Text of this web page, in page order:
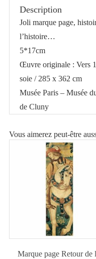
Description
Joli marque page,
l’histoire…
5*17cm
Œuvre originale : Vers
soie / 285 x 362 cm
Musée Paris – Musée
de Cluny
Vous aimerez peut-être
Marque page Retour de